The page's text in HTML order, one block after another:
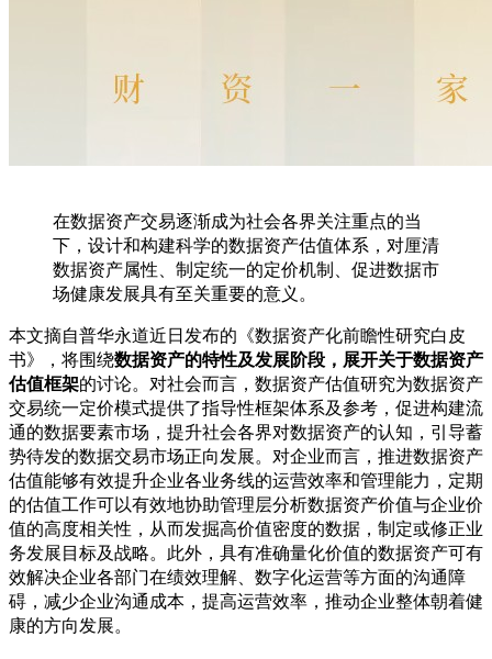
在数据资产交易逐渐成为社会各界关注重点的当
下，设计和构建科学的数据资产估值体系，对厘清
数据资产属性、制定统一的定价机制、促进数据市
场健康发展具有至关重要的意义。
本文摘自普华永道近日发布的《数据资产化前瞻性研究白皮
书》，将围绕数据资产的特性及发展阶段，展开关于数据资产
估值框架的讨论。对社会而言，数据资产估值研究为数据资产
交易统一定价模式提供了指导性框架体系及参考，促进构建流
通的数据要素市场，提升社会各界对数据资产的认知，引导蓄
势待发的数据交易市场正向发展。对企业而言，推进数据资产
估值能够有效提升企业各业务线的运营效率和管理能力，定期
的估值工作可以有效地协助管理层分析数据资产价值与企业价
值的高度相关性，从而发掘高价值密度的数据，制定或修正业
务发展目标及战略。此外，具有准确量化价值的数据资产可有
效解决企业各部门在绩效理解、数字化运营等方面的沟通障
碍，减少企业沟通成本，提高运营效率，推动企业整体朝着健
康的方向发展。